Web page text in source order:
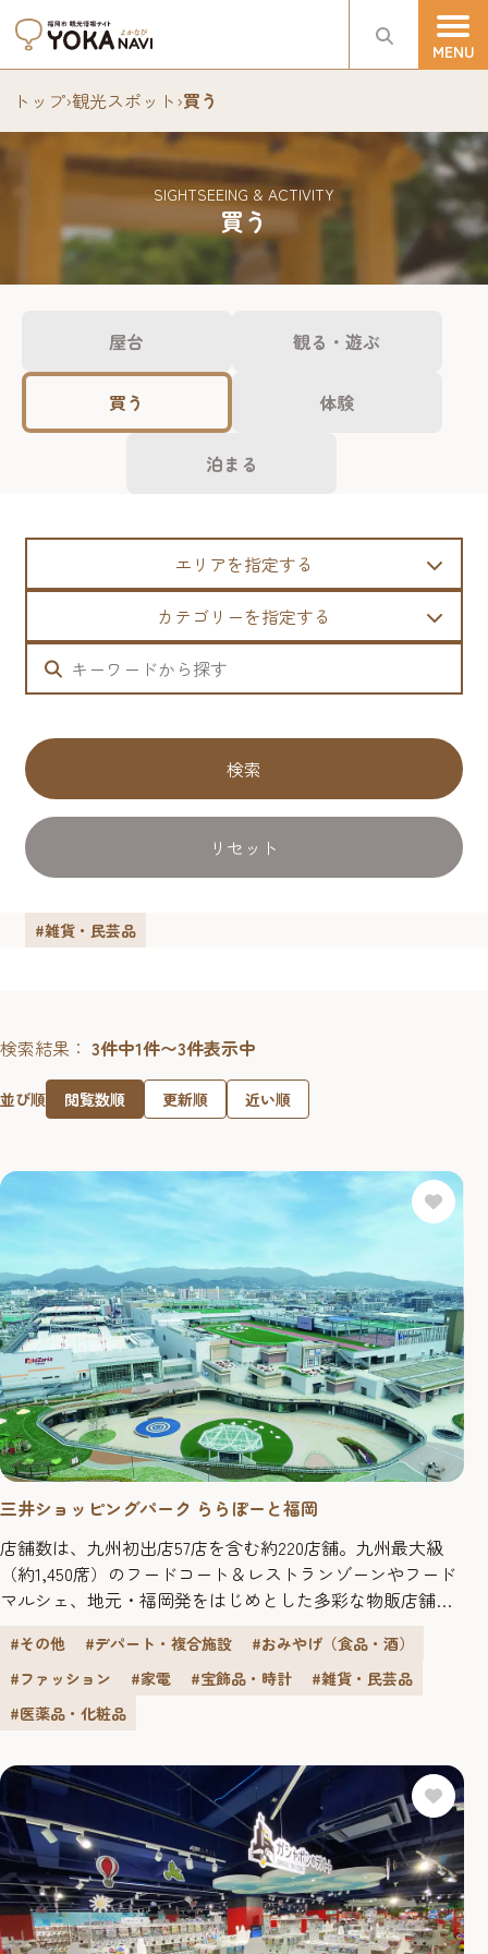
トップ›観光スポット›買う
買う
SIGHTSEEING & ACTIVITY
屋台 観る・遊ぶ
買う 体験
泊まる
エリアを指定する
カテゴリーを指定する
検索
リセット
#雑貨・民芸品
検索結果： 3件中1件〜3件表示中
並び順 閲覧数順 更新順 近い順
三井ショッピングパーク ららぽーと福岡
店舗数は、九州初出店57店を含む約220店舗。九州最大級
（約1,450席）のフードコート＆レストランゾーンやフード
マルシェ、地元・福岡発をはじめとした多彩な物販店舗、
五感で存分に楽しめる様々な店舗やコンテンツを集積して
います。
#その他 #デパート・複合施設
#おみやげ（食品・酒）
#ファッション
#家電 #宝飾品・時計
#雑貨・民芸品
#医薬品・化粧品